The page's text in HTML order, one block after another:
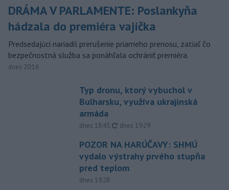
DRÁMA V PARLAMENTE: Poslankyňa
hádzala do premiéra vajíčka
Predsedajúci nariadil prerušenie priameho prenosu, zatiaľ čo
bezpečnostná služba sa ponáhľala ochrániť premiéra.
dnes 20:16
Typ dronu, ktorý vybuchol v
Bulharsku, využíva ukrajinská
armáda
dnes 18:43, aktualizované
dnes 19:29
POZOR NA HARÚČAVY: SHMÚ
vydalo výstrahy prvého stupňa
pred teplom
dnes 19:28